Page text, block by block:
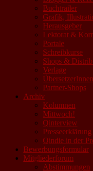
Buchtrailer
Grafik,
Herausgeber
Lektorat &
Portale
Schreibkurse
Shops &
Verlage
ÜbersetzerInnen
Partner-Shops
Archiv
Kolumnen
Mittwoch!
Qinterview
Presseerklärung
Qindie in der
Bewerbungsformular
Mitgliederforum
Abstimmungen